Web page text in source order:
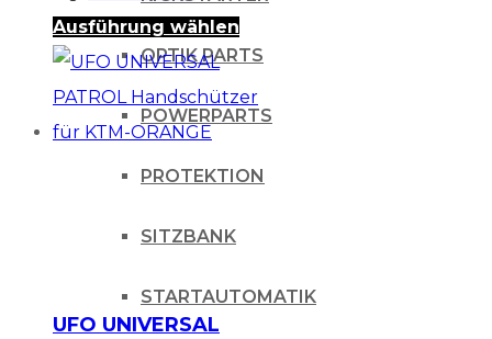
OPTIK PARTS
POWERPARTS
PROTEKTION
SITZBANK
STARTAUTOMATIK
Ausführung wählen
Produkt
weist
mehrere
Varianten
können
UFO UNIVERSAL